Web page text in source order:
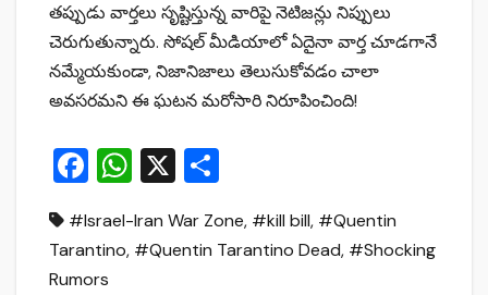
తప్పుడు వార్తలు సృష్టిస్తున్న వారిపై నెటిజన్లు నిప్పులు
చెరుగుతున్నారు. సోషల్ మీడియాలో ఏదైనా వార్త చూడగానే
నమ్మేయకుండా, నిజానిజాలు తెలుసుకోవడం చాలా
అవసరమని ఈ ఘటన మరోసారి నిరూపించింది!
F
c
e
W
at
s
X
ar
e
#Israel-Iran War Zone, #kill bill, #Quentin
Tarantino, #Quentin Tarantino Dead, #Shocking
Rumors